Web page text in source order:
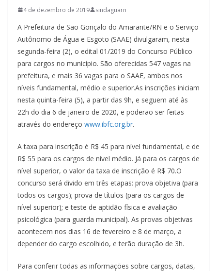
4 de dezembro de 2019 sindaguarn
A Prefeitura de São Gonçalo do Amarante/RN e o Serviço
Autônomo de Água e Esgoto (SAAE) divulgaram, nesta
segunda-feira (2), o edital 01/2019 do Concurso Público
para cargos no município. São oferecidas 547 vagas na
prefeitura, e mais 36 vagas para o SAAE, ambos nos
níveis fundamental, médio e superior.As inscrições iniciam
nesta quinta-feira (5), a partir das 9h, e seguem até às
22h do dia 6 de janeiro de 2020, e poderão ser feitas
através do endereço www.ibfc.org.br.
A taxa para inscrição é R$ 45 para nível fundamental, e de
R$ 55 para os cargos de nível médio. Já para os cargos de
nível superior, o valor da taxa de inscrição é R$ 70.O
concurso será divido em três etapas: prova objetiva (para
todos os cargos); prova de títulos (para os cargos de
nível superior); e teste de aptidão física e avaliação
psicológica (para guarda municipal). As provas objetivas
acontecem nos dias 16 de fevereiro e 8 de março, a
depender do cargo escolhido, e terão duração de 3h.
Para conferir todas as informações sobre cargos, datas,